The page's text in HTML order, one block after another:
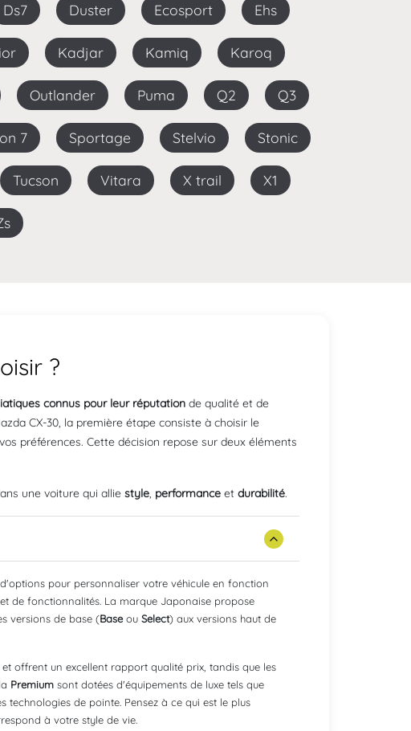
Ds7 Duster Ecosport Ehs
Kadjar Kamiq Karoq
Outlander Puma Q2 Q3
7 Sportage Stelvio Stonic
Tucson Vitara X trail X1
Zs
?
connus pour leur réputation de qualité et de
CX-30, la première étape consiste à choisir le
préférences. Cette décision repose sur deux éléments
une voiture qui alliestyle, performanceetdurabilité.
pour personnaliser votre véhicule en fonction
de fonctionnalités. La marque Japonaise propose
versions de base (BaseouSelect) aux versions haut de
offrent un excellent rapport qualité prix, tandis que les
Premiumsont dotées d'équipements de luxe tels que
technologies de pointe. Pensez à ce qui est le plus
à votre style de vie.